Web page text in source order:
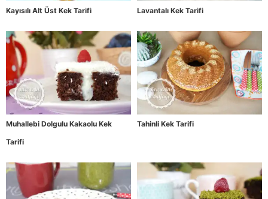
Kayısılı Alt Üst Kek Tarifi Lavantalı Kek Tarifi
Muhallebi Dolgulu Kakaolu Kek
Tarifi
Tahinli Kek Tarifi